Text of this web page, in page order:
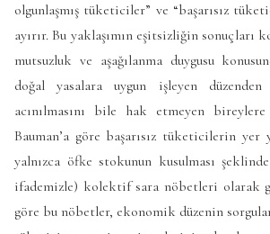
olgunlaşmış tüketiciler” ve “başarısız
ayırır. Bu yaklaşımın eşitsizliğin sonuçları
mutsuzluk ve aşağılanma duygusu
doğal yasalara uygun işleyen
acınılmasını bile hak etmeyen bireylere
Bauman’a göre başarısız tüketicilerin
yalnızca öfke stokunun kusulması
ifademizle) kolektif sara nöbetleri olarak
göre bu nöbetler, ekonomik düzenin